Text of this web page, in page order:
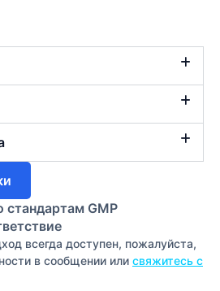
стандартам GMP
всегда доступен, пожалуйста,
в сообщении или свяжитесь с